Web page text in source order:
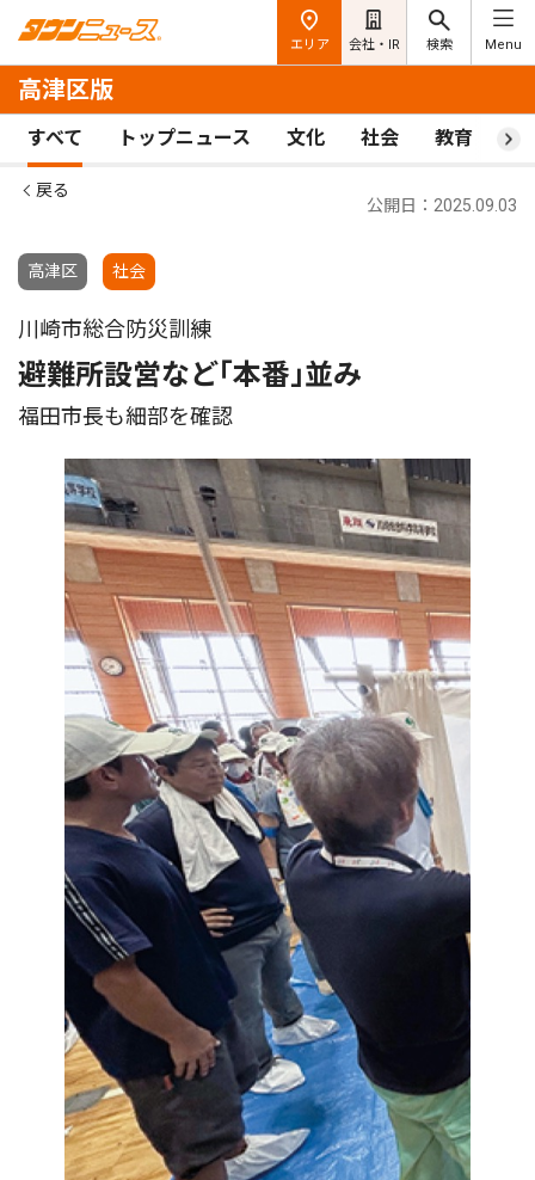
エリア 会社・IR 検索 Menu
高津区版
すべて トップニュース 文化 社会 教育 ス
戻る
高津区 社会
公開日：2025.09.03
川崎市総合防災訓練
避難所設営など｢本番｣並み
福田市長も細部を確認